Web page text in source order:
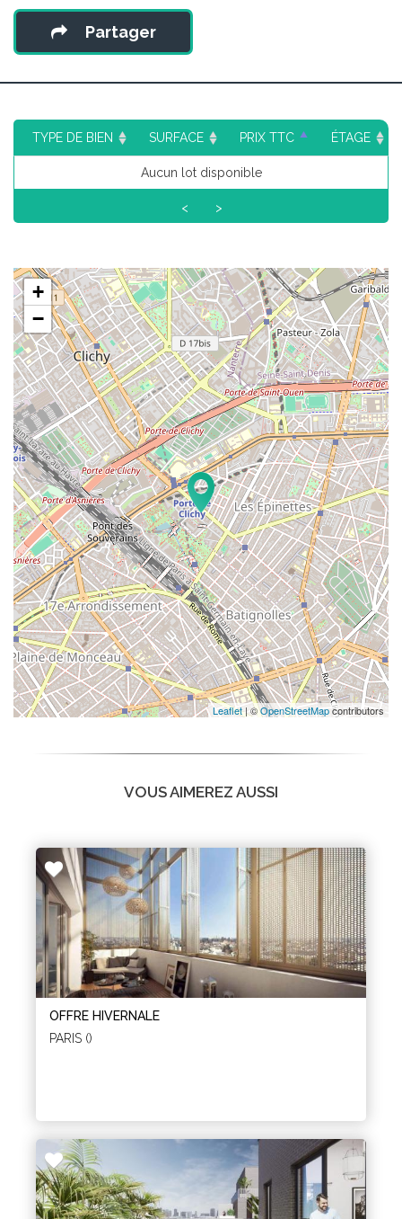
Partager
TYPE DE BIEN SURFACE PRIX TTC ÉTAGE
Aucun lot disponible
< >
+
−
Leaflet| ©OpenStreetMapcontributors
VOUS AIMEREZ AUSSI
OFFRE HIVERNALE
PARIS ()